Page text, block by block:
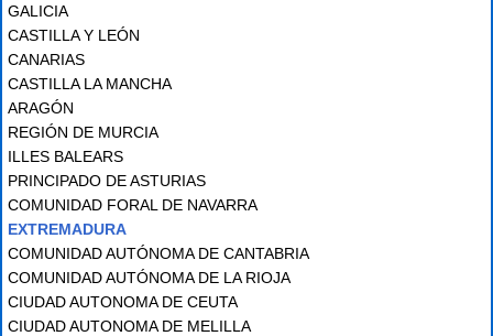
GALICIA
CASTILLA Y LEÓN
CANARIAS
CASTILLA LA MANCHA
ARAGÓN
REGIÓN DE MURCIA
ILLES BALEARS
PRINCIPADO DE ASTURIAS
COMUNIDAD FORAL DE NAVARRA
EXTREMADURA
COMUNIDAD AUTÓNOMA DE CANTABRIA
COMUNIDAD AUTÓNOMA DE LA RIOJA
CIUDAD AUTONOMA DE CEUTA
CIUDAD AUTONOMA DE MELILLA